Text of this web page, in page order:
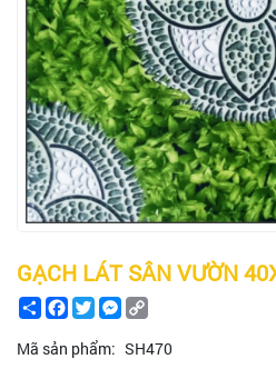
GẠCH LÁT SÂN VƯỜN
ShareFacebook
TwitterMessenger
Mã sản phẩm: SH470